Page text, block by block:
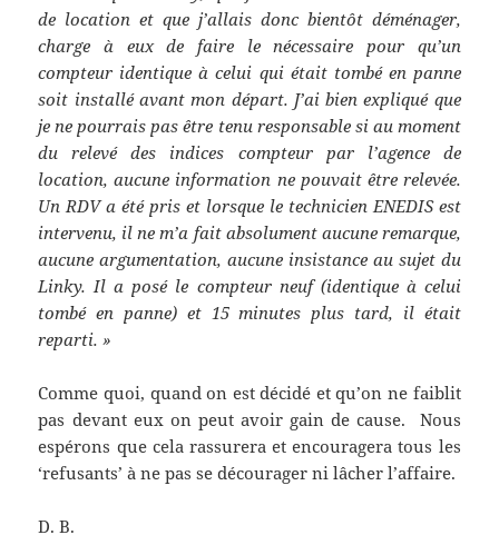
de location et que j’allais donc bientôt déménager,
charge à eux de faire le nécessaire pour qu’un
compteur identique à celui qui était tombé en panne
soit installé avant mon départ. J’ai bien expliqué que
je ne pourrais pas être tenu responsable si au moment
du relevé des indices compteur par l’agence de
location, aucune information ne pouvait être relevée.
Un RDV a été pris et lorsque le technicien ENEDIS est
intervenu, il ne m’a fait absolument aucune remarque,
aucune argumentation, aucune insistance au sujet du
Linky. Il a posé le compteur neuf (identique à celui
tombé en panne) et 15 minutes plus tard, il était
reparti. »
Comme quoi, quand on est décidé et qu’on ne faiblit
pas devant eux on peut avoir gain de cause. Nous
espérons que cela rassurera et encouragera tous les
‘refusants’ à ne pas se décourager ni lâcher l’affaire.
D. B.